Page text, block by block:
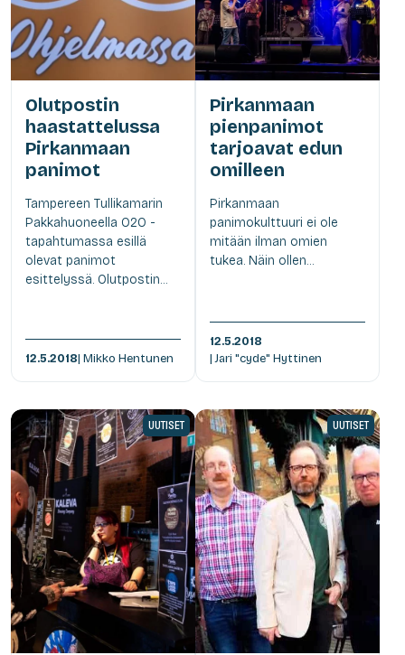
Olutpostin
haastattelussa
Pirkanmaan
panimot
Tampereen Tullikamarin
Pakkahuoneella O2O -
tapahtumassa esillä
olevat panimot
esittelyssä. Olutpostin...
12.5.2018| Mikko Hentunen
Pirkanmaan
pienpanimot
tarjoavat edun
omilleen
Pirkanmaan
panimokulttuuri ei ole
mitään ilman omien
tukea. Näin ollen...
12.5.2018
| Jari "cyde" Hyttinen
UUTISET UUTISET